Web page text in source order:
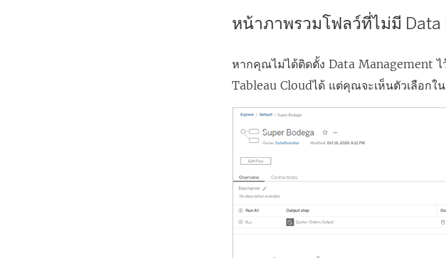
หน้าภาพรวมโฟลว์ที่ไม่มี
หากคุณไม่ได้ติดตั้ง Data Management ไ
Tableau Cloudได้ แต่คุณจะเห็นตัวเลือกใ